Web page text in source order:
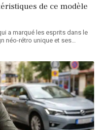
de ce modèle
a marqué les esprits dans le
néo-rétro unique et ses…